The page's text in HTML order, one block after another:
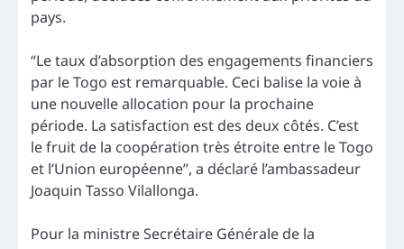
pays.
“Le taux d’absorption des engagements financiers
par le Togo est remarquable. Ceci balise la voie à
une nouvelle allocation pour la prochaine
période. La satisfaction est des deux côtés. C’est
le fruit de la coopération très étroite entre le Togo
et l’Union européenne”, a déclaré l’ambassadeur
Joaquin Tasso Vilallonga.
Pour la ministre Secrétaire Générale de la